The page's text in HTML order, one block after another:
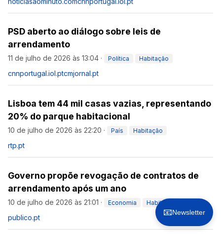
PSD aberto ao diálogo sobre leis de
arrendamento
11 de julho de 2026 às 13:04 · Política Habitação
cnnportugal.iol.ptcmjornal.pt
Lisboa tem 44 mil casas vazias, representando
20% do parque habitacional
10 de julho de 2026 às 22:20 · País Habitação
rtp.pt
Governo propõe revogação de contratos de
arrendamento após um ano
10 de julho de 2026 às 21:01 · Economia Habitação
publico.pt
📧Newsletter